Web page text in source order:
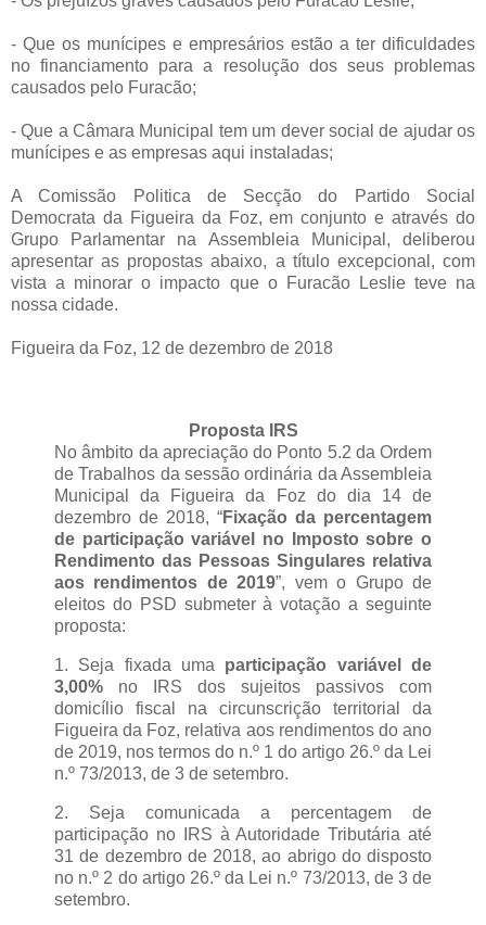
- Que os munícipes e empresários estão a ter dificuldades
no financiamento para a resolução dos seus problemas
causados pelo Furacão;
- Que a Câmara Municipal tem um dever social de ajudar os
munícipes e as empresas aqui instaladas;
A Comissão Politica de Secção do Partido Social
Democrata da Figueira da Foz, em conjunto e através do
Grupo Parlamentar na Assembleia Municipal, deliberou
apresentar as propostas abaixo, a título excepcional, com
vista a minorar o impacto que o Furacão Leslie teve na
nossa cidade.
Figueira da Foz, 12 de dezembro de 2018
Proposta IRS
No âmbito da apreciação do Ponto 5.2 da Ordem
de Trabalhos da sessão ordinária da Assembleia
Municipal da Figueira da Foz do dia 14 de
dezembro de 2018, “Fixação da percentagem
de participação variável no Imposto sobre o
Rendimento das Pessoas Singulares relativa
aos rendimentos de 2019”, vem o Grupo de
eleitos do PSD submeter à votação a seguinte
proposta:
1. Seja fixada uma participação variável de
3,00% no IRS dos sujeitos passivos com
domicílio fiscal na circunscrição territorial da
Figueira da Foz, relativa aos rendimentos do ano
de 2019, nos termos do n.º 1 do artigo 26.º da Lei
n.º 73/2013, de 3 de setembro.
2. Seja comunicada a percentagem de
participação no IRS à Autoridade Tributária até
31 de dezembro de 2018, ao abrigo do disposto
no n.º 2 do artigo 26.º da Lei n.º 73/2013, de 3 de
setembro.